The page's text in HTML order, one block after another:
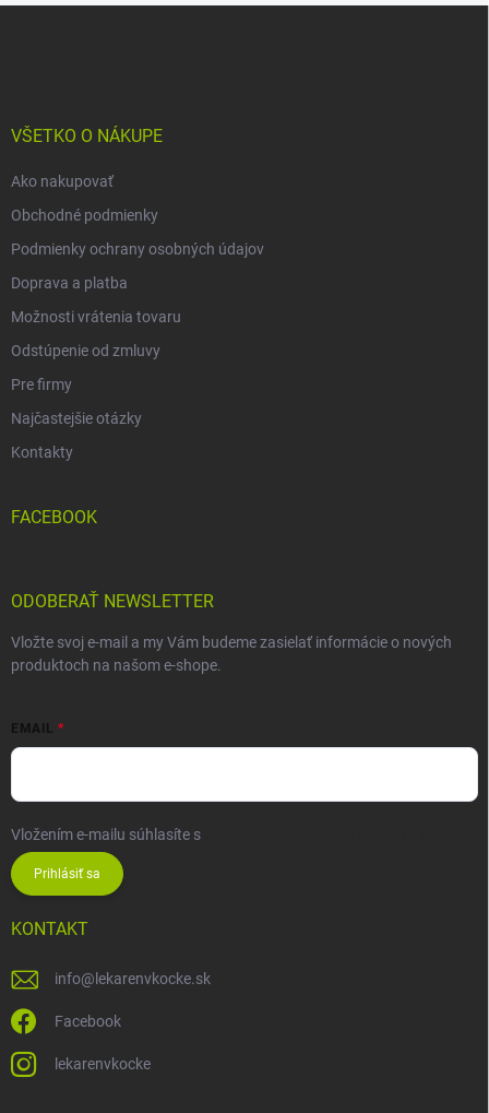
VŠETKO O NÁKUPE
Ako nakupovať
Obchodné podmienky
Podmienky ochrany osobných údajov
Doprava a platba
Možnosti vrátenia tovaru
Odstúpenie od zmluvy
Pre firmy
Najčastejšie otázky
Kontakty
FACEBOOK
ODOBERAŤ NEWSLETTER
Vložte svoj e-mail a my Vám budeme zasielať informácie o nových
produktoch na našom e-shope.
EMAIL
Vložením e-mailu súhlasíte s
Prihlásiť sa
KONTAKT
info@ lekarenvkocke.sk
Facebook
lekarenvkocke